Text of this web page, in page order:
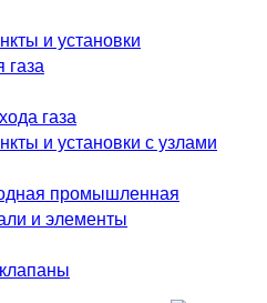
и установки
газа
газа
и установки с узлами
промышленная
и элементы